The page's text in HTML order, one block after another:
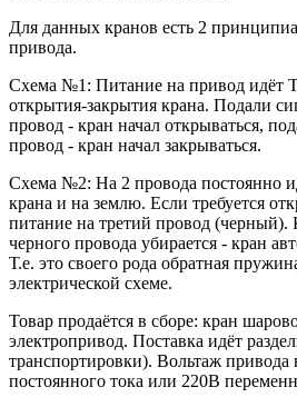
Для данных кранов есть 2
привода.
Схема №1: Питание на привод
открытия-закрытия крана. Подали
провод - кран начал открываться,
провод - кран начал закрываться.
Схема №2: На 2 провода постоянно
крана и на землю. Если требуется
питание на третий провод (черный).
черного провода убирается - кран
Т.е. это своего рода обратная
электрической схеме.
Товар продаётся в сборе: кран
электропривод. Поставка идёт
транспортировки). Вольтаж
постоянного тока или 220В